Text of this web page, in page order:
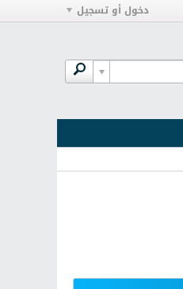
دخول أو تسجيل